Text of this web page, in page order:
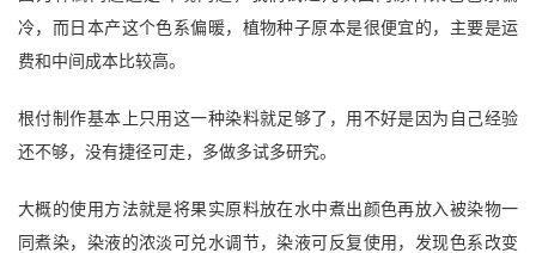
冷，而日本产这个色系偏暖，植物种子原本是很便宜的，主要是运
费和中间成本比较高。
根付制作基本上只用这一种染料就足够了，用不好是因为自己经验
还不够，没有捷径可走，多做多试多研究。
大概的使用方法就是将果实原料放在水中煮出颜色再放入被染物一
同煮染，染液的浓淡可兑水调节，染液可反复使用，发现色系改变